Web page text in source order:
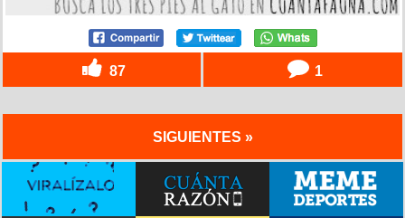
87 1
SIGUIENTES »